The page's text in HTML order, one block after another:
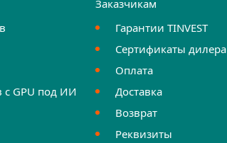
с GPU под ИИ
Заказчикам
Гарантии TINVEST
Сертификаты дилера
Оплата
Доставка
Возврат
Реквизиты